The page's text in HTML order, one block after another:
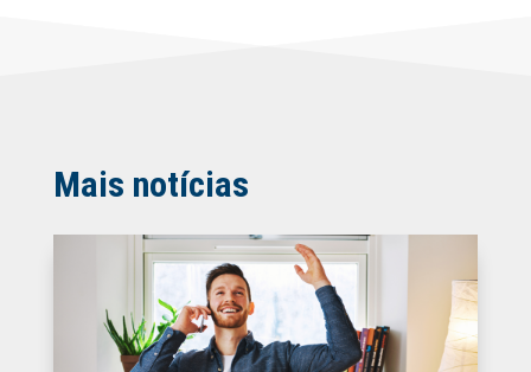
Mais notícias